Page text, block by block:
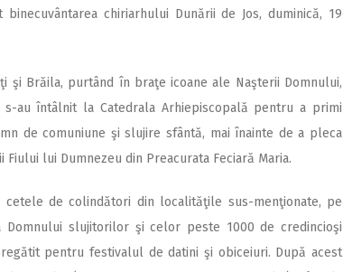
chiriarhului Dunării de Jos, duminică, 19
şi Brăila, purtând în braţe icoane ale Naşterii Domnului,
au întâlnit la Catedrala Arhiepiscopală pentru a primi
de comuniune şi slujire sfântă, mai înainte de a pleca
lui Dumnezeu din Preacurata Feciară Maria.
de colindători din localităţile sus-menţionate, pe
Domnului slujitorilor şi celor peste 1000 de credincioşi
pentru festivalul de datini şi obiceiuri. După acest